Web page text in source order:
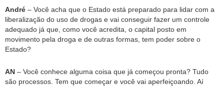
André – Você acha que o Estado está preparado para lidar com a
liberalização do uso de drogas e vai conseguir fazer um controle
adequado já que, como você acredita, o capital posto em
movimento pela droga e de outras formas, tem poder sobre o
Estado?
AN – Você conhece alguma coisa que já começou pronta? Tudo
são processos. Tem que começar e você vai aperfeiçoando. Aí